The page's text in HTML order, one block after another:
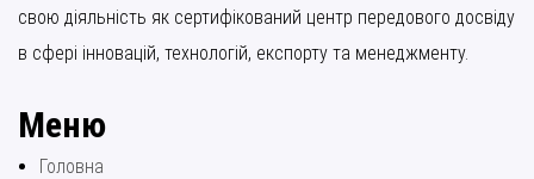
свою діяльність як сертифікований центр передового досвіду
в сфері інновацій, технологій, експорту та менеджменту.
Меню
Головна